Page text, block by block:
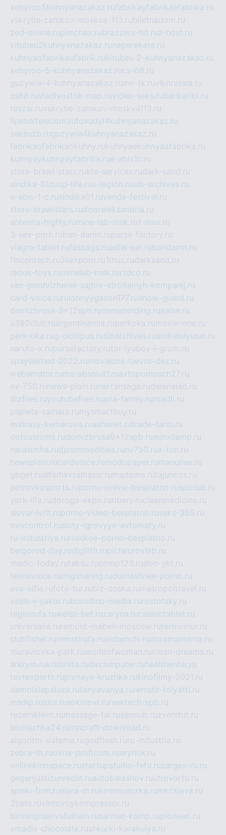
xehyroo5kuhnyanazakaz.rufabrikayfabrikaefabrika.ru
vskrytie-zamkov-moskva-113.rubiletnadom.ru
zed-online.rupimchax.rubrazzers-hd.ruz-host.ru
kitubeu2kuhnyanazakaz.ru naperekate.ru
kuhnyaofabrikaufabrik.rukitubeu-2-kuhnyanazakaz.ru
xehyroo-5-kuhnyanazakaz.rucs-68.ru
guzywia-4-kuhnyanazakaz.ru mir-tk.ruvlknrussia.ru
cs68.ruvladivostok-map.ruvideo-seks.rubankaribi.ru
raszar.ruvskrytie-zamkov-moskva113.ru
lipetsktelecom.rutovudyi4kuhnyanazakaz.ru
seksuzb.ruguzywia4kuhnyanazakaz.ru
fabrikaofabrikaokuhny.rukuhnyaekuhnyaafabrika.ru
kuhnyaykuhnyayfabrika.rue-abis1c.ru
store-brawl-stars.rukts-services.rudark-sand.ru
sindika-01.rusp-life.rux-legion.rusib-archives.ru
e-abis-1-c.rusindika01.ruvenda-festival.ru
store-brawlstars.rudooraleksandria.ru
antenna-highly.ru mine-lab-msk.ru1-mus.ru
3-sex-porn.ruban-damn.rupurse-factory.ru
viagra-tablet.rufasbags.ruadler-jun.rubandamn.ru
fincontech.ru3sexporn.ru1mus.rudarksand.ru
rebus-toys.ru minelab-msk.ru rtdco.ru
seo-prodvizhenie-sajtov-stroitelnyh-kompanij.ru
card-voice.ru rulonnyygazon177.rusnow-guard.ru
domizbrusa-9x12spb.rudemaholding.ruaalse.ru
a380club.ruargentinamia.ruperkoka.ru movie-one.ru
perk-oka.rug-octopus.rusibarchives.ruandreislyusar.ru
naruto-x.rupursefactory.rutor-lyubov-i-grom.ru
spayderhed-2022.ru movieone.ruevro-dez.ru
webamator.ru ma-absolut1.ruavtopomosch27.ru
nv-750.ru news-plain.ru nertansaga.rudelanalad.ru
dizfiles.ruyoutubefree.ruaria-family.ru roadli.ru
planeta-samara.ru mysmartbuy.ru
matrasy-kemerovo.ruashanet.rutrade-farm.ru
dotcustoms.rudomizbrusa9x12spb.ruautodamp.ru
narasimha.rudjcommodities.ru nv750.rux-ton.ru
newsplain.rucardvoice.ru modopaper.ru manunae.ru
gbget.rualfeihavsalnassr.ru madoma.rutajuncos.ru
petrovkasports.ruporno-online-besplatno.rusplclub.ru
york-life.rudoroga-expo.ru ribery.rucleanmedicine.ru
slovar-ivrit.ruporno-video-besplatno.ruseks-365.ru
ovucontrol.rusloty-igrovyye-avtomaty.ru
ru-industriya.ru russkoe-porno-besplatno.ru
belgorod-day.rudigilith.rupichkurovlab.ru
medic-today.rutaksu.rucomp123.rudon-ykt.ru
teensvoice.ru imgsharing.rudomashnee-porno.ru
eva-elfie.rufoto-tur.rubiz-doska.ru metropoltravel.ru
veslo-i-yakor.ruborodino-media.ru rostotsky.ru
regionufa.ruweiss-bet.ruzaryna.rucasinotablet.ru
universalia.ru remont-mebeli-moscow.rutermomur.ru
clubfisher.ru remstirufa.ruerdamchi.rudoramamama.ru
muraviovka-park.ruworldofwoman.ruclean-dreams.ru
arkrym.rukristinita.rudircomputer.ru healthenter.ru
textexperts.rupivnaya-kruzhka.rukinofilmy-2021.ru
demolalapaluza.rutanyavanya.ru remstir-tolyatti.ru
msdip.ru jdol.rusokolovr.ru newtech-spb.ru
rezemkleim.ru massage-tai.ruseonub.ruzvonitut.ru
biolisichka24.ru mncraft-download.ru
algoritm-sistema.rugodflesh.ru ru-industria.ru
zebra-tlt.ruokna-proficom.ruerynok.ru
onlinekinospace.rustartupstudio-fefu.ruzarges-ru.ru
gegenjustizunrecht.ruautobalashov.ruutrovortu.ru
spiski-firm.ruelara-m.rukinomusorka.ru mkcslava.ru
2bets.ruvintovoykompressor.ru
birminghamvsfulham.rusarmat-komp.rupioneeri.ru
amadis-chocolate.rushkurki-karakulya.ru